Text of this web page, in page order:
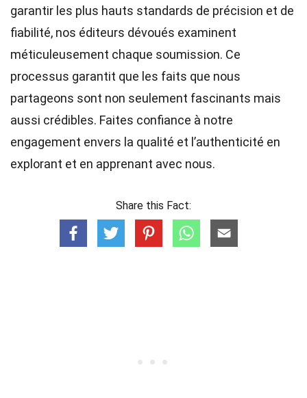
garantir les plus hauts standards de précision et de
fiabilité, nos éditeurs dévoués examinent
méticuleusement chaque soumission. Ce
processus garantit que les faits que nous
partageons sont non seulement fascinants mais
aussi crédibles. Faites confiance à notre
engagement envers la qualité et l’authenticité en
explorant et en apprenant avec nous.
Share this Fact: